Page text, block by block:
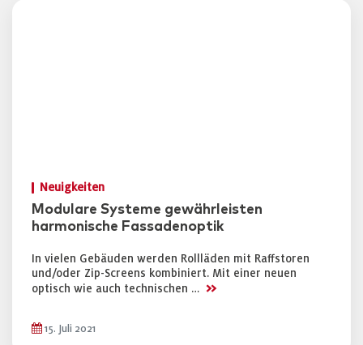
Neuigkeiten
Modulare Systeme gewährleisten
harmonische Fassadenoptik
In vielen Gebäuden werden Rollläden mit Raffstoren
und/oder Zip-Screens kombiniert. Mit einer neuen
optisch wie auch technischen … >>
15. Juli 2021